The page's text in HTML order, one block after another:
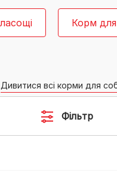
Корм
Дивитися всі корми для
Фільтр